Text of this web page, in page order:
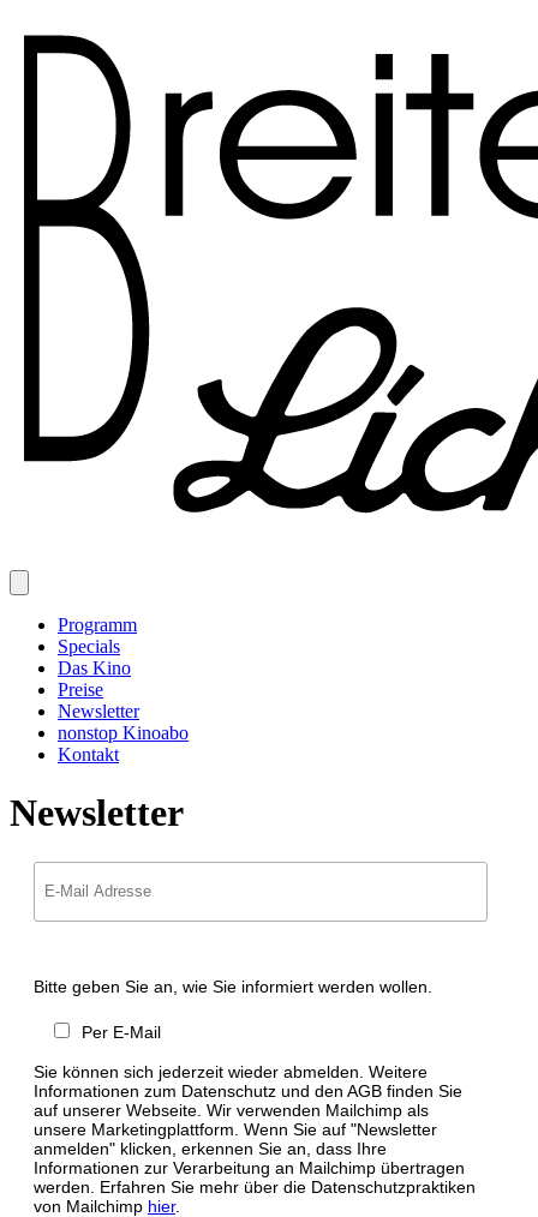
Programm
Specials
Das Kino
Preise
Newsletter
nonstop Kinoabo
Kontakt
Newsletter
Bitte geben Sie an, wie Sie informiert werden wollen.
Per E-Mail
Sie können sich jederzeit wieder abmelden. Weitere
Informationen zum Datenschutz und den AGB finden Sie
auf unserer Webseite. Wir verwenden Mailchimp als
unsere Marketingplattform. Wenn Sie auf "Newsletter
anmelden" klicken, erkennen Sie an, dass Ihre
Informationen zur Verarbeitung an Mailchimp übertragen
werden. Erfahren Sie mehr über die Datenschutzpraktiken
von Mailchimp hier.